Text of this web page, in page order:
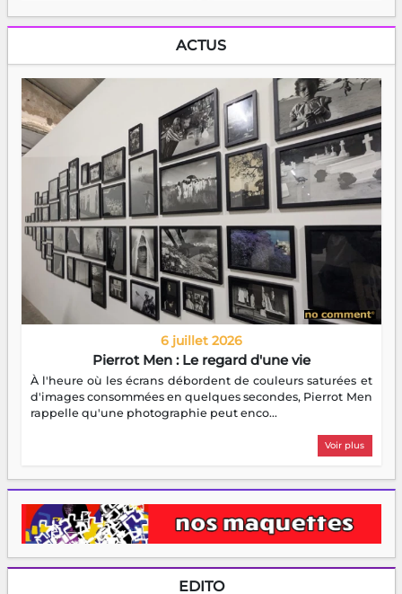
ACTUS
6 juillet 2026
Pierrot Men : Le regard d'une vie
À l'heure où les écrans débordent de couleurs saturées et
d'images consommées en quelques secondes, Pierrot Men
rappelle qu'une photographie peut enco...
Voir plus
EDITO